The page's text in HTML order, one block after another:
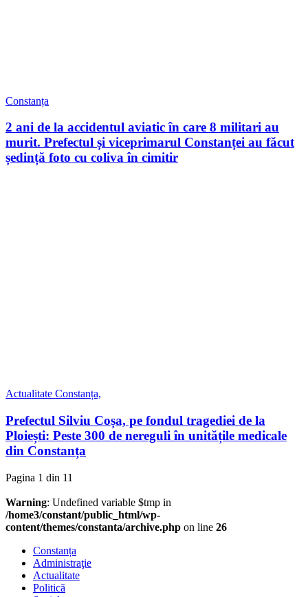
Constanța
2 ani de la accidentul aviatic în care 8 militari au
murit. Prefectul și viceprimarul Constanței au făcut
ședință foto cu coliva în cimitir
Actualitate Constanța,
Prefectul Silviu Coșa, pe fondul tragediei de la
Ploiești: Peste 300 de nereguli în unitățile medicale
din Constanța
Pagina 1 din 11
Warning: Undefined variable $tmp in
/home3/constant/public_html/wp-
content/themes/constanta/archive.php on line 26
Constanța
Administraţie
Actualitate
Politică